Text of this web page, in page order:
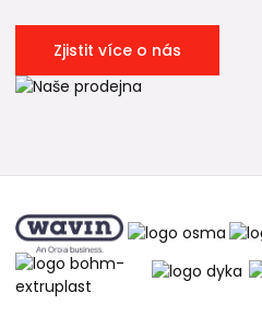
Zjistit více o nás